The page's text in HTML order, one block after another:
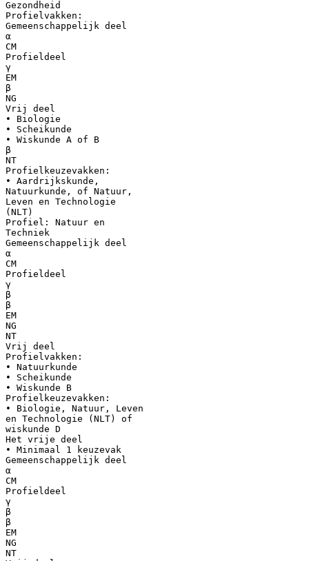
Gezondheid
Profielvakken:
Gemeenschappelijk deel
α
CM
Profieldeel
γ
EM
β
NG
Vrij deel
• Biologie
• Scheikunde
• Wiskunde A of B
β
NT
Profielkeuzevakken:
• Aardrijkskunde,
Natuurkunde, of Natuur,
Leven en Technologie
(NLT)
Profiel: Natuur en
Techniek
Gemeenschappelijk deel
α
CM
Profieldeel
γ
β
β
EM
NG
NT
Vrij deel
Profielvakken:
• Natuurkunde
• Scheikunde
• Wiskunde B
Profielkeuzevakken:
• Biologie, Natuur, Leven
en Technologie (NLT) of
wiskunde D
Het vrije deel
• Minimaal 1 keuzevak
Gemeenschappelijk deel
α
CM
Profieldeel
γ
β
β
EM
NG
NT